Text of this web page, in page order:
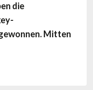
die
Mitten